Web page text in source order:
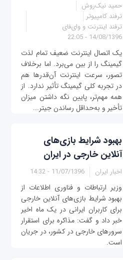
حمید نیک‌روش
ترفند کامپیوتر
ترفند اینترنت و وای‌فای
14/08/1396 - 22:05
یک اتصال اینترنت ضعیف تمام لذت
گیمینگ را از بین می‌برد. اما برخلاف
تصور، سرعت اینترنت آن‌قدرها هم
در تجربه کلی گیمینگ تأثیر ندارد. از
همه مهم‌تر، پایین نگه داشتن میزان
تأخیر و به‌حداقل رساندن جیتر...
بهبود شرایط بازی‌های
آنلاین خارجی در ایران
اخبار ایران 11/07/1396 - 14:32
وزیر ارتباطات و فناوری اطلاعات از
بهبود شرایط بازی‌های آنلاین خارجی
برای کاربران ایرانی در یک ماه اخیر
خبر داد و گفت: مذاکره برای استقرار
سرورهای خارجی در کشور، در جریان
است.